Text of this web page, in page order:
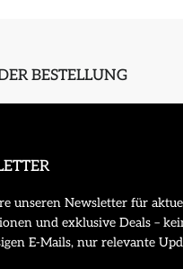
BESTELLUNG
unseren Newsletter für
und exklusive Deals –
E-Mails, nur relevante